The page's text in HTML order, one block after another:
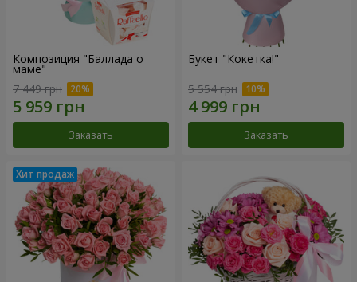
Композиция "Баллада о
маме"
7 449 грн
Заказать
Букет "Кокетка!"
5 554 грн
Заказать